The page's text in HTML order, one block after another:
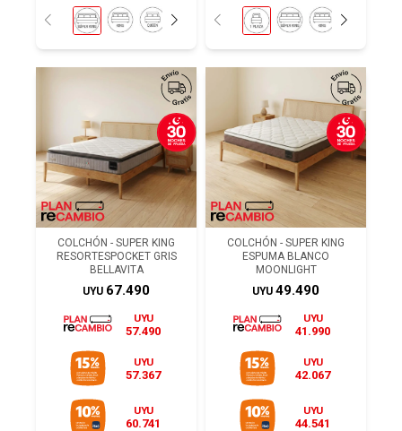
COLCHÓN - SUPER KING
RESORTESPOCKET GRIS
BELLAVITA
UYU 67.490
UYU
57.490
UYU
57.367
UYU
60.741
COLCHÓN - SUPER KING
ESPUMA BLANCO
MOONLIGHT
UYU 49.490
UYU
41.990
UYU
42.067
UYU
44.541